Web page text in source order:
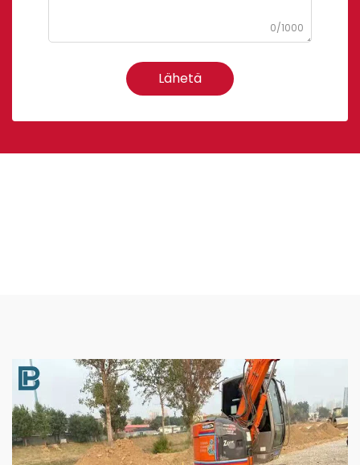
0/1000
Lähetä